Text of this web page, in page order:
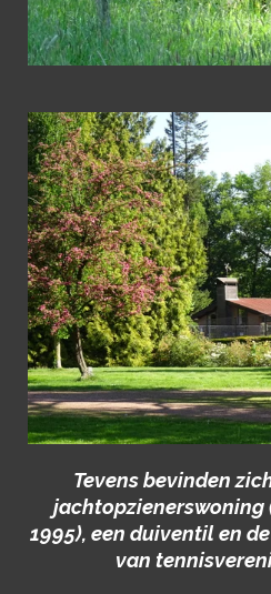
Tevens bevinden
jachtopzienerswoning
1995), een duiventil en
van